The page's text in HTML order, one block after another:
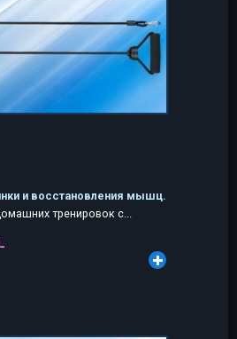
и восстановления мышц.
тренировок с...